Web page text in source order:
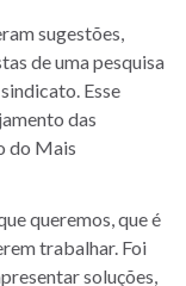
sugestões,
de uma pesquisa
Esse
das
do Mais
queremos, que é
trabalhar. Foi
soluções,